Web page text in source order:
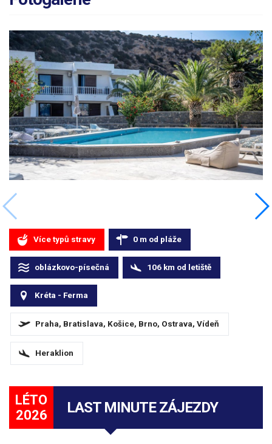
Více typů stravy 0 m od pláže
oblázkovo-písečná 106 km od letiště
Kréta - Ferma
Praha, Bratislava, Košice, Brno, Ostrava, Vídeň
Heraklion
LÉTO
2026
LAST MINUTE ZÁJEZDY